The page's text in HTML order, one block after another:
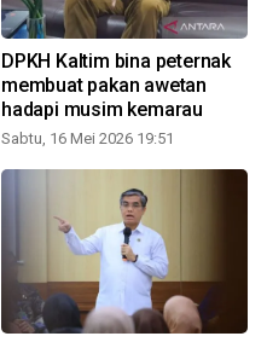
DPKH Kaltim bina peternak
membuat pakan awetan
hadapi musim kemarau
Sabtu, 16 Mei 2026 19:51